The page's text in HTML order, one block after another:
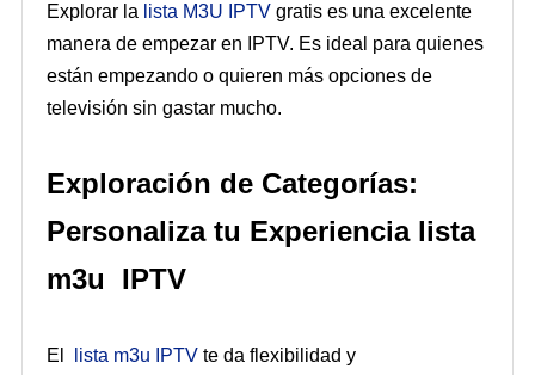
Explorar la lista M3U IPTV gratis es una excelente
manera de empezar en IPTV. Es ideal para quienes
están empezando o quieren más opciones de
televisión sin gastar mucho.
Exploración de Categorías:
Personaliza tu Experiencia lista
m3u IPTV
El lista m3u IPTV te da flexibilidad y